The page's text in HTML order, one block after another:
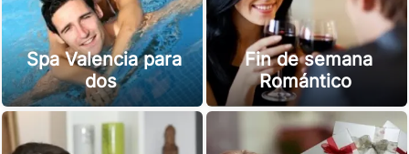
Spa Valencia para
dos
Fin de semana
Romántico